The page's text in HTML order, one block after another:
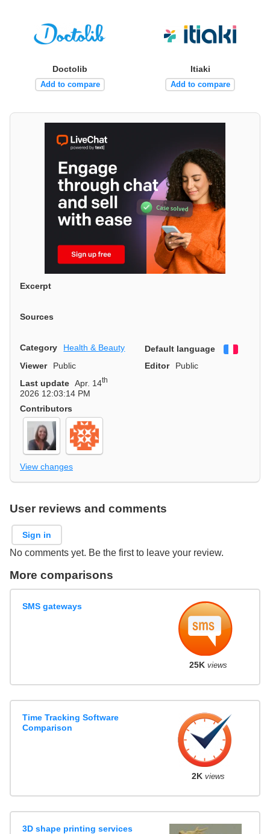
Doctolib
Add to compare
Itiaki
Add to compare
Excerpt
Sources
Category Health & Beauty Default language
Viewer
Public Editor
Public
Last update Apr. 14th
2026 12:03:14 PM
Contributors
View changes
User reviews and comments
Sign in
No comments yet. Be the first to leave your review.
More comparisons
SMS gateways
25K views
Time Tracking Software
Comparison
2K views
3D shape printing services